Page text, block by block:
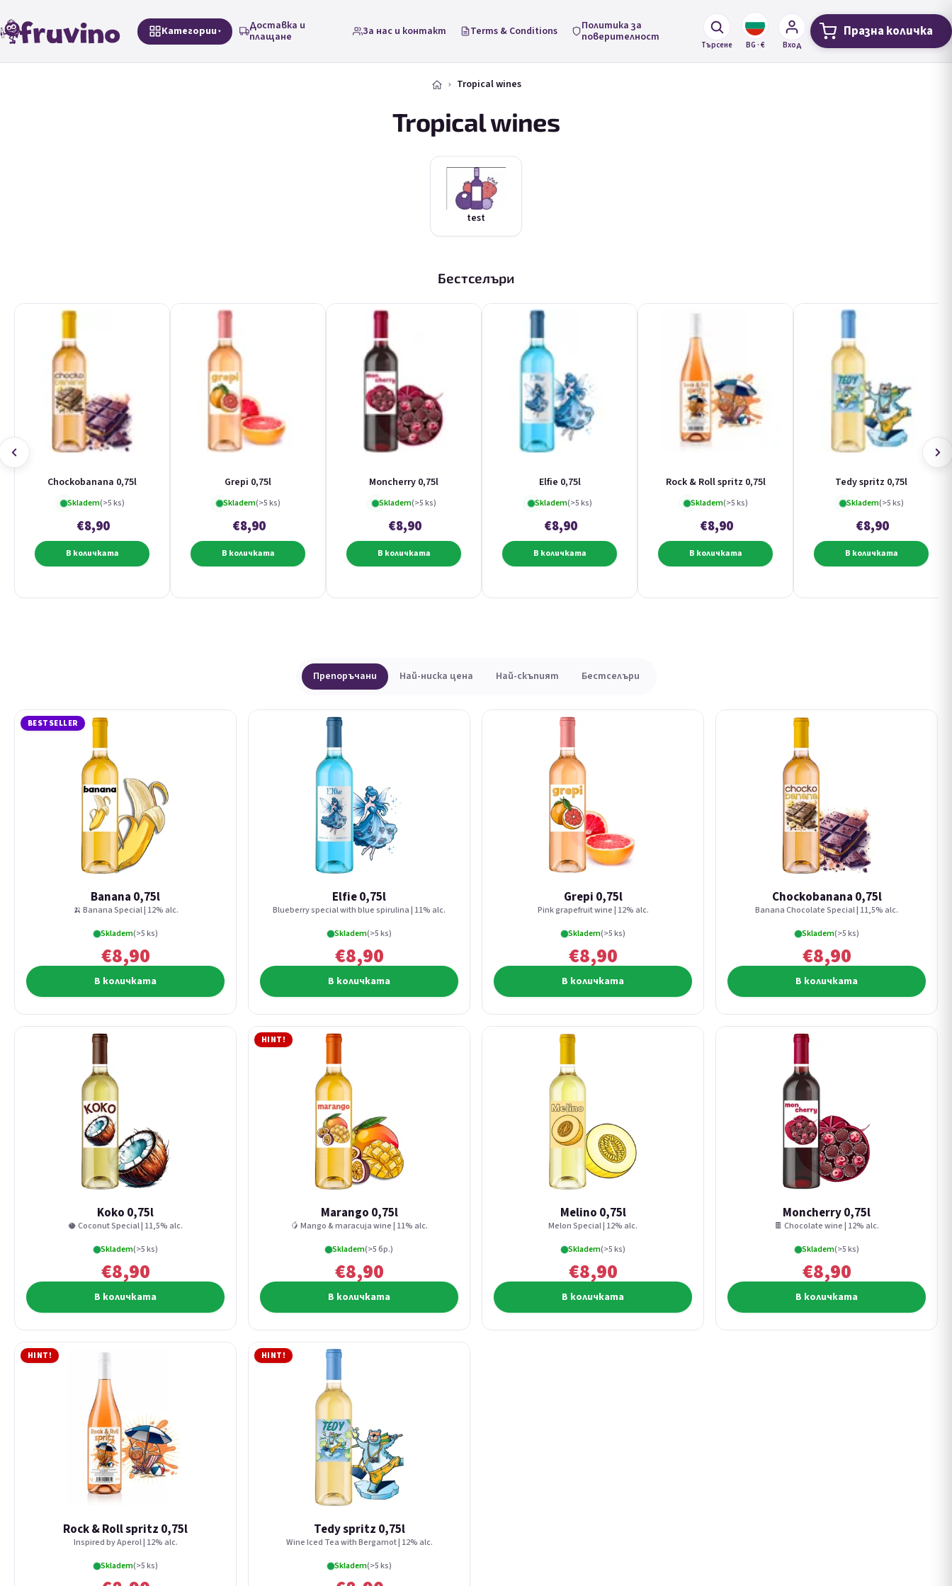
Категории
Доставка и
плащане
За нас и контакт Terms & Conditions
Политика за
поверителност
Търсене BG · € Вход Количка за
Празна количка
Tropical wines
Tropical wines
test
Бестселъри
Chockobanana 0,75l
Skladem(>5 ks)
€8,90
В количката
Grepi 0,75l
Skladem(>5 ks)
€8,90
В количката
Moncherry 0,75l
Skladem(>5 ks)
€8,90
В количката
Elfie 0,75l
Skladem(>5 ks)
€8,90
В количката
Rock & Roll spritz 0,75l
Skladem(>5 ks)
€8,90
В количката
Tedy spritz 0,75l
Skladem(>5 ks)
€8,90
В количката
Препоръчани Най-ниска цена Най-скъпият Бестселъри
BESTSELLER
Banana 0,75l
🍌 Banana Special | 12% alc.
Skladem(>5 ks)
€8,90
В количката
Elfie 0,75l
Blueberry special with blue spirulina | 11% alc.
Skladem(>5 ks)
€8,90
В количката
Grepi 0,75l
Pink grapefruit wine | 12% alc.
Skladem(>5 ks)
€8,90
В количката
Chockobanana 0,75l
Banana Chocolate Special | 11,5% alc.
Skladem(>5 ks)
€8,90
В количката
Koko 0,75l
🥥 Coconut Special | 11,5% alc.
Skladem(>5 ks)
€8,90
В количката
HINT!
Marango 0,75l
🥭 Mango & maracuja wine | 11% alc.
Skladem(>5 бр.)
€8,90
В количката
Melino 0,75l
Melon Special | 12% alc.
Skladem(>5 ks)
€8,90
В количката
Moncherry 0,75l
🍫 Chocolate wine | 12% alc.
Skladem(>5 ks)
€8,90
В количката
HINT!
Rock & Roll spritz 0,75l
Inspired by Aperol | 12% alc.
Skladem(>5 ks)
HINT!
Tedy spritz 0,75l
Wine Iced Tea with Bergamot | 12% alc.
Skladem(>5 ks)